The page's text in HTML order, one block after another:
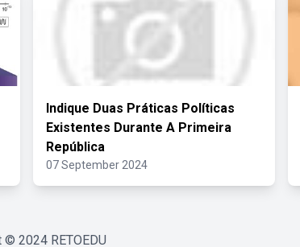
Indique Duas Práticas Políticas
Existentes Durante A Primeira
República
07 September 2024
© 2024 RETOEDU